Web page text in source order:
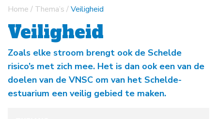
Home / Thema’s /Veiligheid
Veiligheid
Zoals elke stroom brengt ook de Schelde
risico’s met zich mee. Het is dan ook een van de
doelen van de VNSC om van het Schelde-
estuarium een veilig gebied te maken.